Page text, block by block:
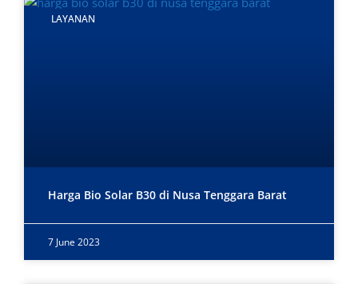
LAYANAN
Harga Bio Solar B30 di Nusa Tenggara Barat
7 June 2023